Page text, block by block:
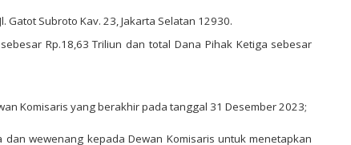
Gatot Subroto Kav. 23, Jakarta Selatan 12930.
Rp.18,63 Triliun dan total Dana Pihak Ketiga sebesar
Komisaris yang berakhir pada tanggal 31 Desember 2023;
wewenang kepada Dewan Komisaris untuk menetapkan